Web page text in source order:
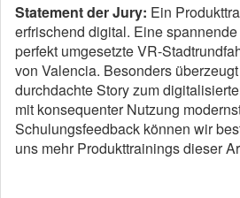
Statement der Jury: Ein
erfrischend digital. Eine
perfekt umgesetzte VR-
von Valencia. Besonders
durchdachte Story zum
mit konsequenter Nutzung
Schulungsfeedback können wir
uns mehr Produkttrainings dieser